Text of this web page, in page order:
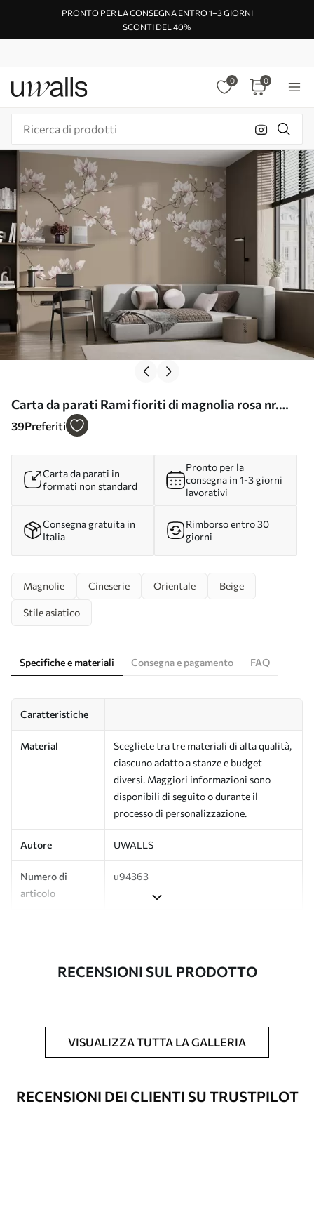
PRONTO PER LA CONSEGNA ENTRO 1–3 GIORNI
SCONTI DEL 40%
0 0
Carta da parati Rami fioriti di magnolia rosa nr.
u94363
39Preferiti
Carta da parati in
formati non standard
Pronto per la
consegna in 1-3 giorni
lavorativi
Consegna gratuita in
Italia
Rimborso entro 30
giorni
Magnolie Cineserie Orientale Beige
Stile asiatico
Specifiche e materiali Consegna e pagamento FAQ
Caratteristiche
Material
Scegliete tra tre materiali di alta qualità,
ciascuno adatto a stanze e budget
diversi. Maggiori informazioni sono
disponibili di seguito o durante il
processo di personalizzazione.
Autore UWALLS
Numero di
articolo
u94363
Pulizia
La carta da parati può essere pulita
Le carte da parati con finitura a vernice
possono essere pulite con acqua.
RECENSIONI SUL PRODOTTO
VISUALIZZA TUTTA LA GALLERIA
RECENSIONI DEI CLIENTI SU TRUSTPILOT